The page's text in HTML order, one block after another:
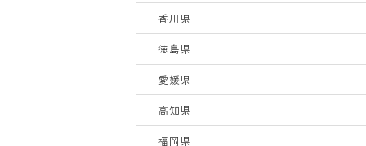
香川県
徳島県
愛媛県
高知県
福岡県